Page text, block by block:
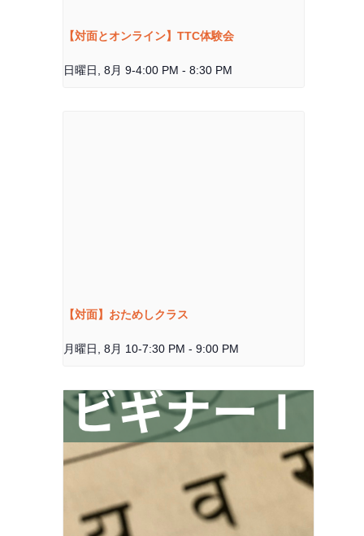
【対面とオンライン】TTC体験会
日曜日, 8月 9-4:00 PM - 8:30 PM
【対面】おためしクラス
月曜日, 8月 10-7:30 PM - 9:00 PM